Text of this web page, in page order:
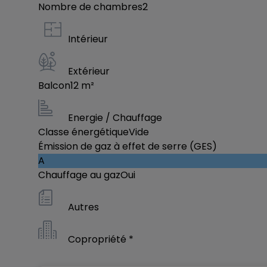
Nombre de chambres2
Intérieur
Extérieur
Balcon12 m²
Energie / Chauffage
Classe énergétiqueVide
Émission de gaz à effet de serre (GES)
A
Chauffage au gazOui
Autres
Copropriété *